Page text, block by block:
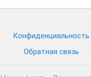
Конфиденциальность
Обратная связь